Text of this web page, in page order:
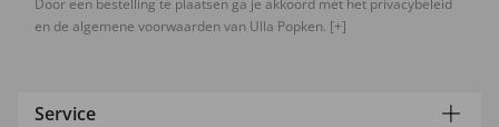
Door een bestelling te plaatsen ga je akkoord met het privacybeleid
en de algemene voorwaarden van Ulla Popken. [+]
Service